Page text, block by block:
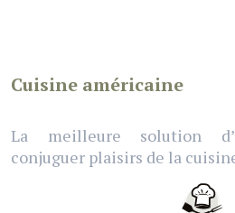
Cuisine américaine
La meilleure solution
conjuguer plaisirs de la